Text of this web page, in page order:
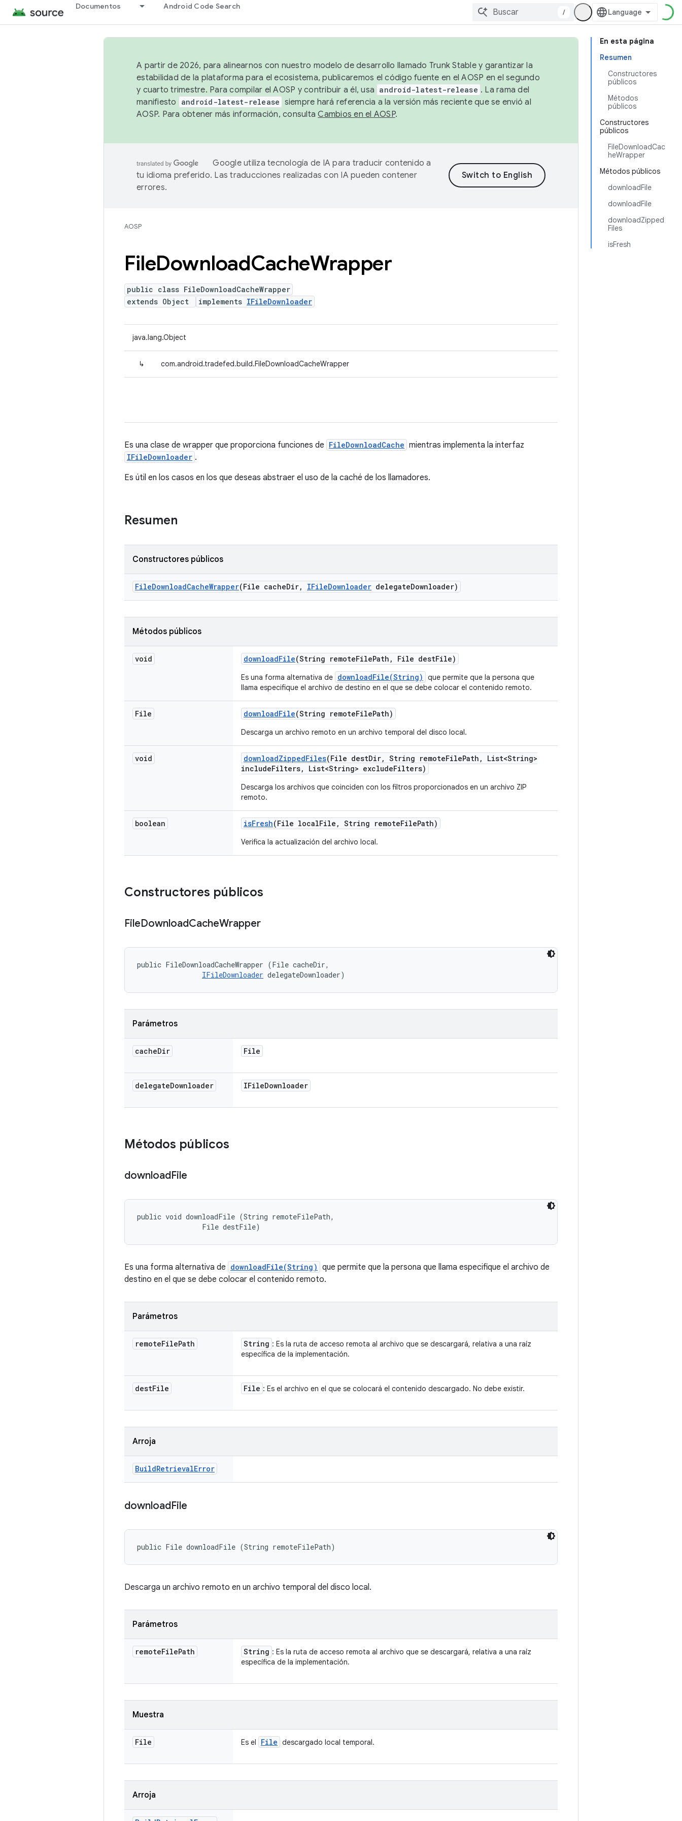
Documentos Android Code Search
/
En esta página
Resumen
Constructores
públicos
Métodos
públicos
Constructores
públicos
FileDownloadCac
heWrapper
Métodos públicos
downloadFile
downloadFile
downloadZipped
Files
isFresh
A partir de 2026, para alinearnos con nuestro modelo de desarrollo llamado Trunk Stable y garantizar la
estabilidad de la plataforma para el ecosistema, publicaremos el código fuente en el AOSP en el segundo
y cuarto trimestre. Para compilar el AOSP y contribuir a él, usa android-latest-release . La rama del
manifiesto
android-latest-release siempre hará referencia a la versión más reciente que se envió al
AOSP. Para obtener más información, consultaCambios en el AOSP.
Google utiliza tecnología de IA para traducir contenido a
tu idioma preferido. Las traducciones realizadas con IA pueden contener
errores.
AOSP
FileDownloadCacheWrapper
public class FileDownloadCacheWrapper
extends Object
implements IFileDownloader
java.lang.Object
↳ com.android.tradefed.build.FileDownloadCacheWrapper
Es una clase de wrapper que proporciona funciones de FileDownloadCache mientras implementa la interfaz
IFileDownloader .
Es útil en los casos en los que deseas abstraer el uso de la caché de los llamadores.
Resumen
Constructores públicos
FileDownloadCacheWrapper(File cacheDir, IFileDownloader delegateDownloader)
Métodos públicos
void downloadFile(String remoteFilePath , File destFile)
Es una forma alternativa de downloadFile(String)
que permite que la persona que
llama especifique el archivo de destino en el que se debe colocar el contenido remoto.
File downloadFile(String remoteFilePath)
Descarga un archivo remoto en un archivo temporal del disco local.
void downloadZippedFiles(File destDir, String remoteFilePath ,
List<String>
includeFilters, List<String> excludeFilters)
Descarga los archivos que coinciden con los filtros proporcionados en un archivo ZIP
remoto.
boolean isFresh(File localFile , String remoteFilePath)
Verifica la actualización del archivo local.
Constructores públicos
FileDownloadCacheWrapper
public FileDownloadCacheWrapper (File cacheDir,
IFileDownloader delegateDownloader)
Parámetros
cacheDir File
delegateDownloader IFileDownloader
Métodos públicos
downloadFile
public void downloadFile (String remoteFilePath,
                File destFile)
Es una forma alternativa de downloadFile(String) que permite que la persona que llama especifique el archivo de
destino en el que se debe colocar el contenido remoto.
Parámetros
remoteFilePath String : Es la ruta de acceso remota al archivo que se descargará, relativa a una raíz
específica de la implementación.
destFile File : Es el archivo en el que se colocará el contenido descargado. No debe existir.
Arroja
BuildRetrievalError
downloadFile
public File downloadFile (String remoteFilePath)
Descarga un archivo remoto en un archivo temporal del disco local.
Parámetros
remoteFilePath String : Es la ruta de acceso remota al archivo que se descargará, relativa a una raíz
específica de la implementación.
Muestra
File Es el File descargado local temporal.
Arroja